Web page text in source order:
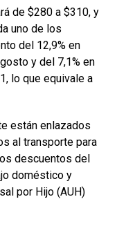
de $280 a $310, y
uno de los
del 12,9% en
y del 7,1% en
lo que equivale a
están enlazados
al transporte para
descuentos del
doméstico y
por Hijo (AUH)